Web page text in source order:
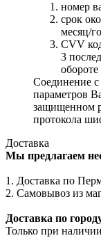
номер
cрок
месяц/
CVV
3
Соединение
параметров
защищенном
протокола
Доставка
Мы предлагаем
1. Доставка по
2. Самовывоз из
Доставка по
Только при